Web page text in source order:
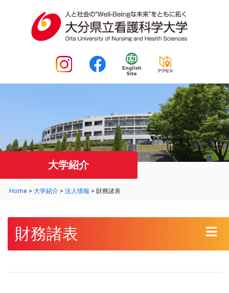
大学紹介
Home > 大学紹介 > 法人情報 > 財務諸表
財務諸表